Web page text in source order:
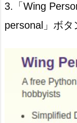
3.「Wing
personal」ボタ